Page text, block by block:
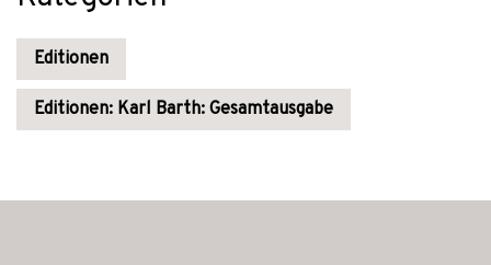
Editionen
Editionen: Karl Barth: Gesamtausgabe